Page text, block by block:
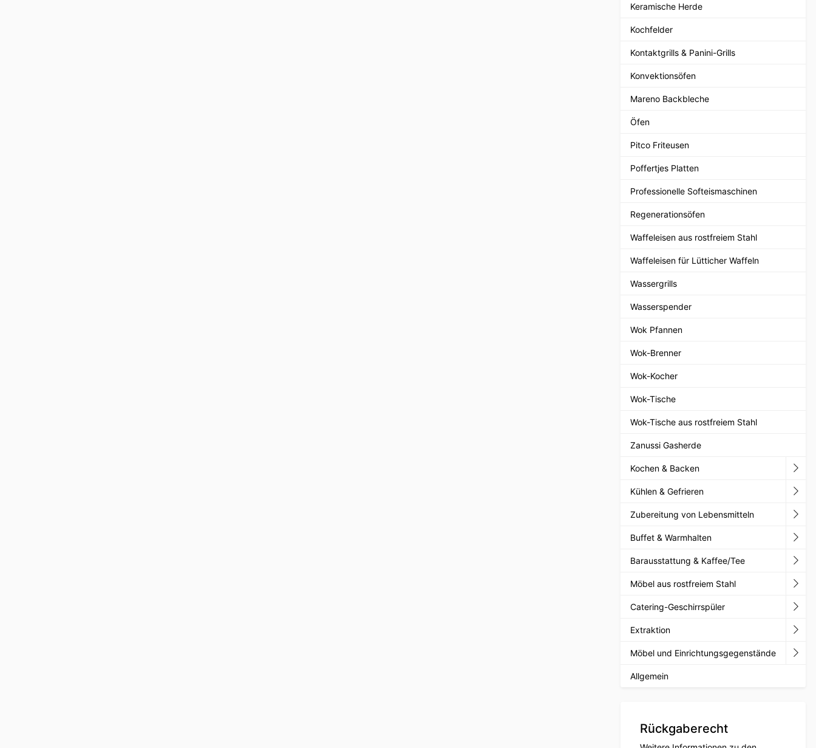
Keramische Herde
Kochfelder
Kontaktgrills & Panini-Grills
Konvektionsöfen
Mareno Backbleche
Öfen
Pitco Friteusen
Poffertjes Platten
Professionelle Softeismaschinen
Regenerationsöfen
Waffeleisen aus rostfreiem Stahl
Waffeleisen für Lütticher Waffeln
Wassergrills
Wasserspender
Wok Pfannen
Wok-Brenner
Wok-Kocher
Wok-Tische
Wok-Tische aus rostfreiem Stahl
Zanussi Gasherde
Kochen & Backen
Kühlen & Gefrieren
Zubereitung von Lebensmitteln
Buffet & Warmhalten
Barausstattung & Kaffee/Tee
Möbel aus rostfreiem Stahl
Catering-Geschirrspüler
Extraktion
Möbel und Einrichtungsgegenstände
Allgemein
Rückgaberecht